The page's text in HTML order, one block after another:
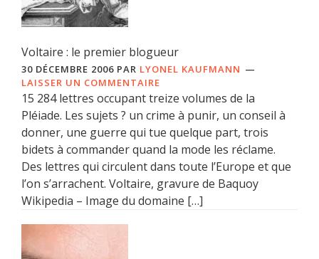
Voltaire : le premier blogueur
30 DÉCEMBRE 2006 PAR LYONEL KAUFMANN
LAISSER UN COMMENTAIRE
15 284 lettres occupant treize volumes de la
Pléiade. Les sujets ? un crime à punir, un conseil à
donner, une guerre qui tue quelque part, trois
bidets à commander quand la mode les réclame.
Des lettres qui circulent dans toute l’Europe et que
l’on s’arrachent. Voltaire, gravure de Baquoy
Wikipedia – Image du domaine […]